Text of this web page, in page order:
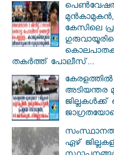
മുൻകാമുകൻ,
കേസിലെ
തകർത്ത് പോലീസ്...
കേരളത്തിൽ
അടിയന്തര
ഏഴ്